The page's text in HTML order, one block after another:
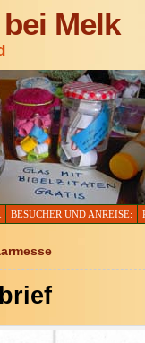
Melk
BESUCHER UND ANREISE: